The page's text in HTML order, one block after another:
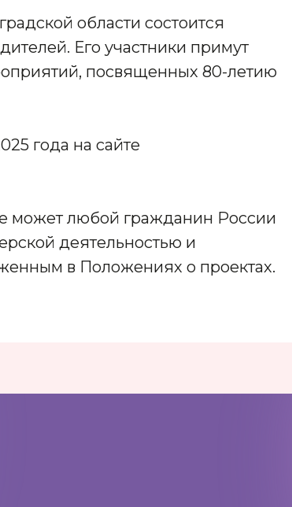
области состоится
Его участники примут
посвященных 80-летию
года на сайте
может любой гражданин России
деятельностью и
в Положениях о проектах.
Адрес:197198, Санкт-Петербург,